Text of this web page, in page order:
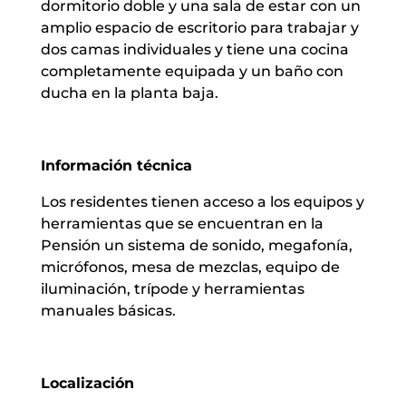
dormitorio doble y una sala de estar con un
amplio espacio de escritorio para trabajar y
dos camas individuales y tiene una cocina
completamente equipada y un baño con
ducha en la planta baja.
Información técnica
Los residentes tienen acceso a los equipos y
herramientas que se encuentran en la
Pensión un sistema de sonido, megafonía,
micrófonos, mesa de mezclas, equipo de
iluminación, trípode y herramientas
manuales básicas.
Localización